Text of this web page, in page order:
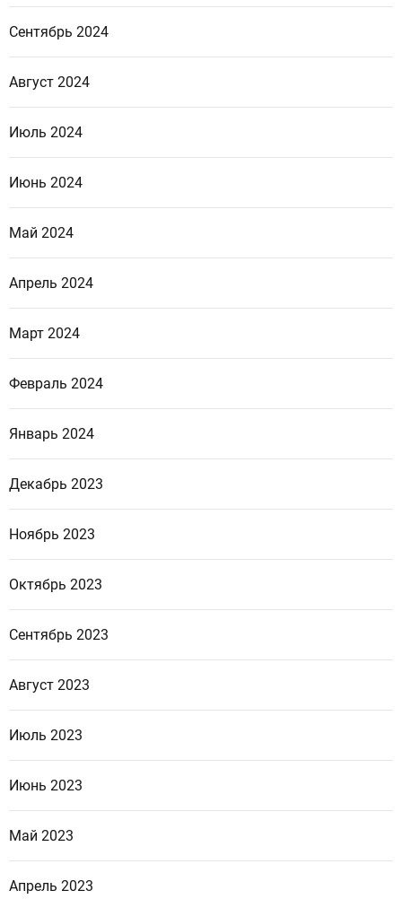
Сентябрь 2024
Август 2024
Июль 2024
Июнь 2024
Май 2024
Апрель 2024
Март 2024
Февраль 2024
Январь 2024
Декабрь 2023
Ноябрь 2023
Октябрь 2023
Сентябрь 2023
Август 2023
Июль 2023
Июнь 2023
Май 2023
Апрель 2023